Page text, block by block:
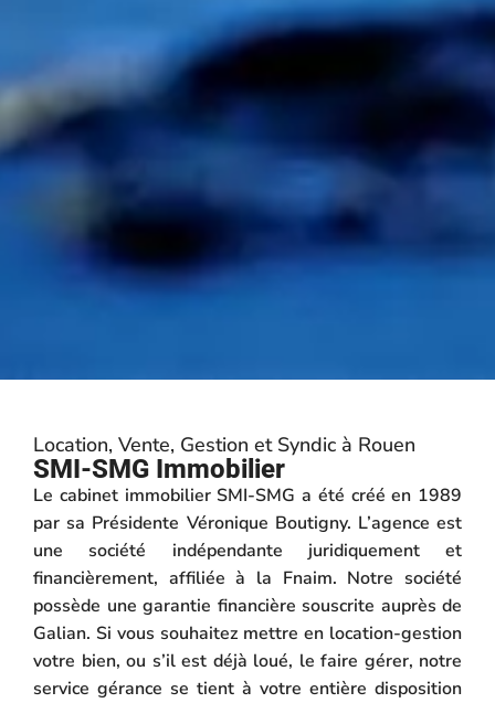
Location, Vente, Gestion et Syndic à Rouen
SMI-SMG Immobilier
Le cabinet immobilier SMI-SMG a été créé en 1989
par sa Présidente Véronique Boutigny. L’agence est
une société indépendante juridiquement et
financièrement, affiliée à la Fnaim. Notre société
possède une garantie financière souscrite auprès de
Galian. Si vous souhaitez mettre en location-gestion
votre bien, ou s’il est déjà loué, le faire gérer, notre
service gérance se tient à votre entière disposition